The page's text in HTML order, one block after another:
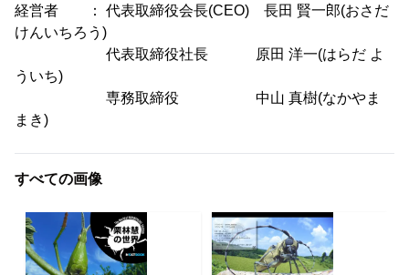
経営者 ： 代表取締役会長(CEO) 長田 賢一郎(おさだ
けんいちろう)
代表取締役社長 原田 洋一(はらだ よ
ういち)
専務取締役 中山 真樹(なかやま
まき)
すべての画像